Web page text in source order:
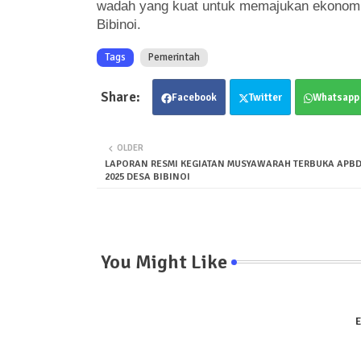
wadah yang kuat untuk memajukan
Bibinoi.
Tags Pemerintah
Facebook Twitter Whatsapp
OLDER
LAPORAN RESMI KEGIATAN MUSYAWARAH TERBUKA
2025 DESA BIBINOI
You Might Like